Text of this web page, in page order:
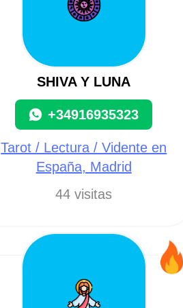
SHIVA Y LUNA
+34916935323
Tarot / Lectura / Vidente en
España, Madrid
44 visitas